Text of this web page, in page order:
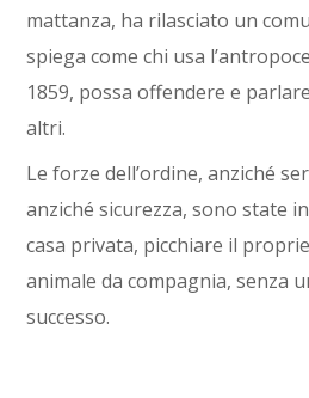
mattanza, ha rilasciato un
spiega come chi usa
1859, possa offendere e
altri.
Le forze dell’ordine, anziché
anziché sicurezza, sono state
casa privata, picchiare il
animale da compagnia, senza
successo.